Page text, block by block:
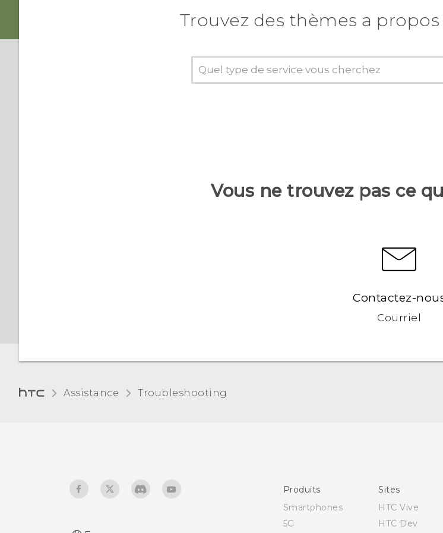
prendre des bonnes
certificats numériques
avec votre téléphone
Mon téléphone affiche un
message 'décrypter la
Trouvez des thèmes a
Vous ne trouvez pas ce
Contactez-
Courriel
Assistance Troubleshooting‎
Produits
Smartphones
5G
Sites
HTC Vive
HTC Dev